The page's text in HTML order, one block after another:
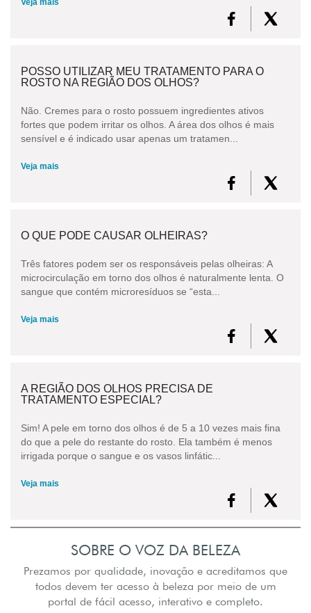
Veja mais
POSSO UTILIZAR MEU TRATAMENTO PARA O
ROSTO NA REGIÃO DOS OLHOS?
Não. Cremes para o rosto possuem ingredientes ativos
fortes que podem irritar os olhos. A área dos olhos é mais
sensível e é indicado usar apenas um tratamen...
Veja mais
O QUE PODE CAUSAR OLHEIRAS?
Três fatores podem ser os responsáveis pelas olheiras: A
microcirculação em torno dos olhos é naturalmente lenta. O
sangue que contém microresíduos se “esta...
Veja mais
A REGIÃO DOS OLHOS PRECISA DE
TRATAMENTO ESPECIAL?
Sim! A pele em torno dos olhos é de 5 a 10 vezes mais fina
do que a pele do restante do rosto. Ela também é menos
irrigada porque o sangue e os vasos linfátic...
Veja mais
SOBRE O VOZ DA BELEZA
Prezamos por qualidade, inovação e acreditamos que
todos devem ter acesso à beleza por meio de um
portal de fácil acesso, interativo e completo.